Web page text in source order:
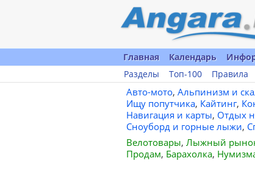
Главная Календарь
Разделы
Топ-100 Правила
Авто-мото, Альпинизм и
Ищу попутчика, Кайтинг,
Навигация и карты, Отдых
Сноуборд и горные лыжи,
Велотовары, Лыжный
Продам, Барахолка,